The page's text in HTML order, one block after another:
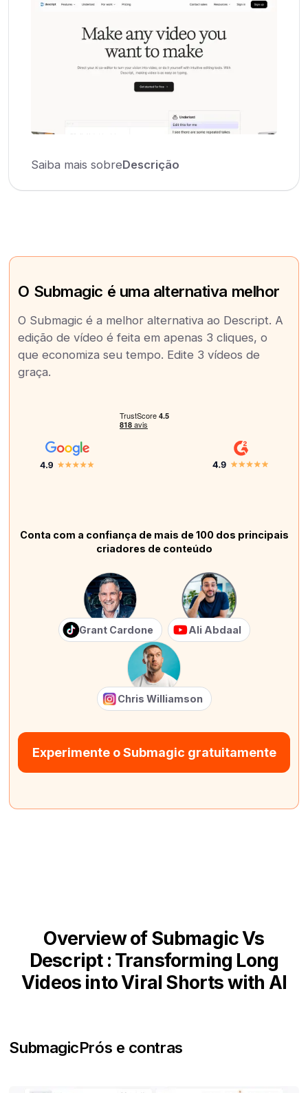
Saiba mais sobreDescrição
O Submagic é uma alternativa melhor
O Submagic é a melhor alternativa ao Descript. A
edição de vídeo é feita em apenas 3 cliques, o
que economiza seu tempo. Edite 3 vídeos de
graça.
Conta com a confiança de mais de 100 dos principais
criadores de conteúdo
Grant Cardone Ali Abdaal
Chris Williamson
Experimente o Submagic gratuitamente
Overview of Submagic Vs
Descript : Transforming Long
Videos into Viral Shorts with AI
SubmagicPrós e contras